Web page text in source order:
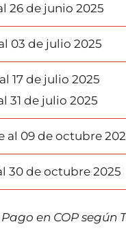
26 de junio 2025
03 de julio 2025
17 de julio 2025
31 de julio 2025
al 09 de octubre
30 de octubre 2025
en COP según